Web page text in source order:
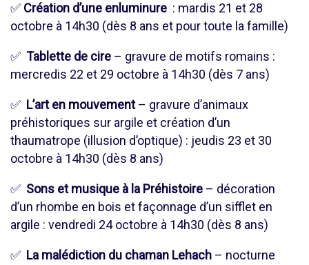
✅ Création d’une enluminure : mardis 21 et 28
octobre à 14h30 (dès 8 ans et pour toute la famille)
✅ Tablette de cire – gravure de motifs romains :
mercredis 22 et 29 octobre à 14h30 (dès 7 ans)
✅ L’art en mouvement– gravure d’animaux
préhistoriques sur argile et création d’un
thaumatrope (illusion d’optique) : jeudis 23 et 30
octobre à 14h30 (dès 8 ans)
✅ Sons et musique à la Préhistoire – décoration
d’un rhombe en bois et façonnage d’un sifflet en
argile : vendredi 24 octobre à 14h30 (dès 8 ans)
✅ La malédiction du chaman Lehach – nocturne